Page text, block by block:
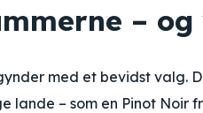
–
med et bevidst valg.
lande – som en Pinot Noir